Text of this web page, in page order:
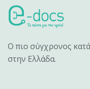
Ο πιο σύγχρονος
στην Ελλάδα.